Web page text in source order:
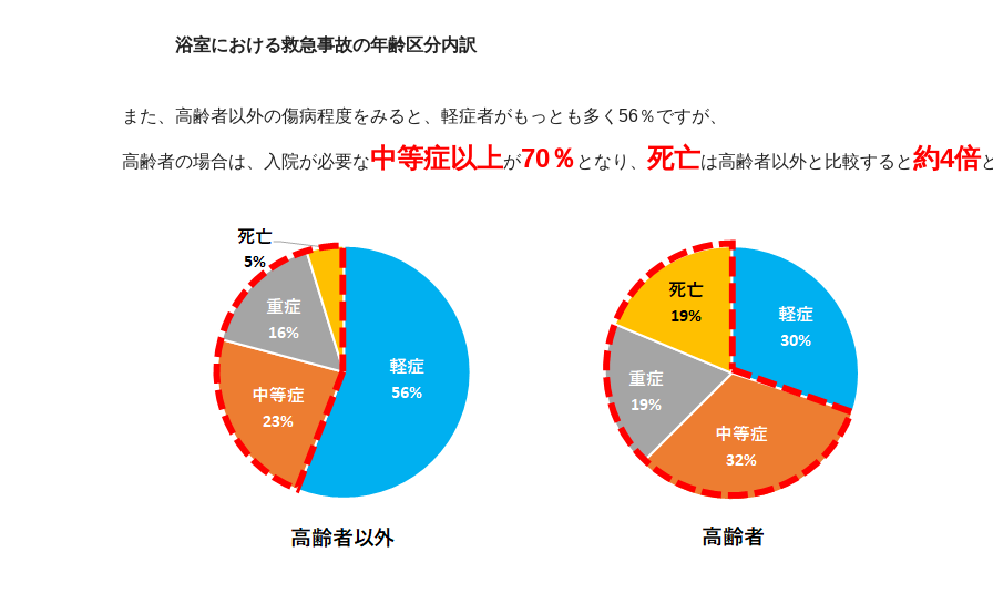
浴室における救急事故の年齢区分内訳
また、高齢者以外の傷病程度をみると、軽症者がもっとも多く56％ですが、
高齢者の場合は、入院が必要な中等症以上が70％ となり、 死亡は高齢者以外と比較すると約4倍